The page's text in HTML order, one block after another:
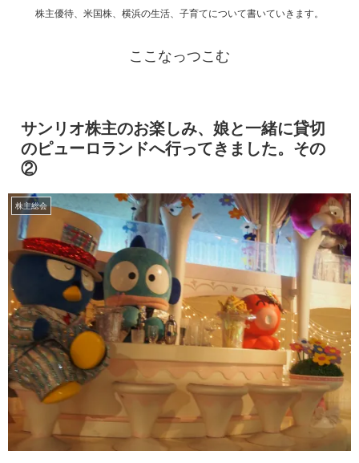
株主優待、米国株、横浜の生活、子育てについて書いていきます。
ここなっつこむ
サンリオ株主のお楽しみ、娘と一緒に貸切
のピューロランドへ行ってきました。その
②
株主総会